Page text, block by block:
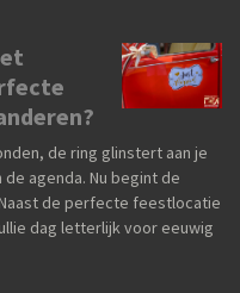
de ring glinstert aan je
agenda. Nu begint de
de perfecte feestlocatie
dag letterlijk voor eeuwig